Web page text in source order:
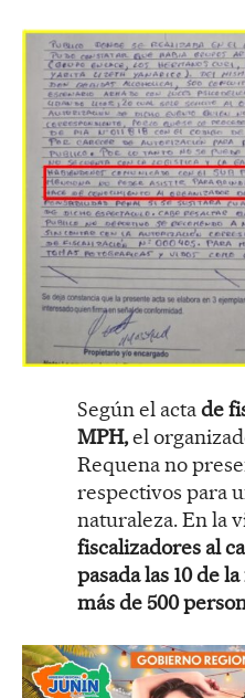
Según el actade
MPH,el
Requena no
respectivos para
naturaleza. En la
fiscalizadores al
pasada las 10 de
más de 500